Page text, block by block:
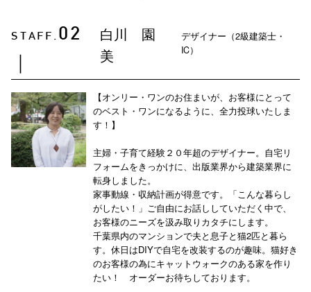
STAFF. 02
白川 園
美
デザイナー（2級建築士・
IC）
【オンリー・ワンのお住まいが、お客様にとって
のベスト・ワンになるように、全力投球いたしま
す！】
主婦・子育て経験２０年超のデザイナー。自宅リ
フォームをきっかけに、出版業界から建築業界に
転身しました。
家事動線・収納計画が得意です。「こんな暮らし
がしたい！」ご自由にお話ししていただく中で、
お客様のニーズを汲み取りカタチにします。
千葉県内のマンションで夫と息子と猫2匹と暮ら
す。休日はDIYで自宅を改装するのが趣味。猫好き
のお客様の為にキャットウォークのある家を作り
たい！ オーダーお待ちしております。